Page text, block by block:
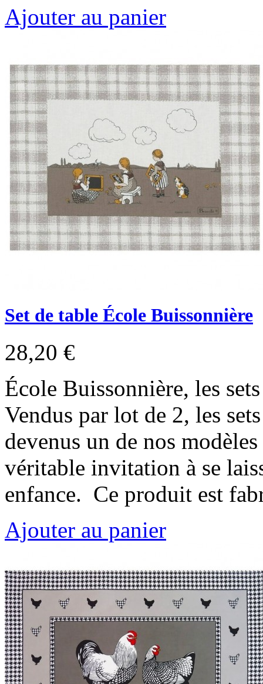
Ajouter au panier
Set de table École Buissonnière
28,20 €
École Buissonnière, les
Vendus par lot de 2, les
devenus un de nos
véritable invitation à se
enfance. Ce produit est
Ajouter au panier